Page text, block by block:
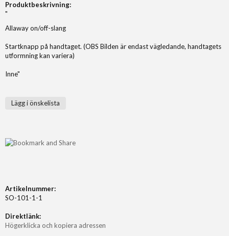
Produktbeskrivning:
"
Allaway on/off-slang
Startknapp på handtaget. (OBS Bilden är endast vägledande, handtagets
utformning kan variera)
Inne"
Lägg i önskelista
Artikelnummer:
SO-101-1-1
Direktlänk:
Högerklicka och kopiera adressen